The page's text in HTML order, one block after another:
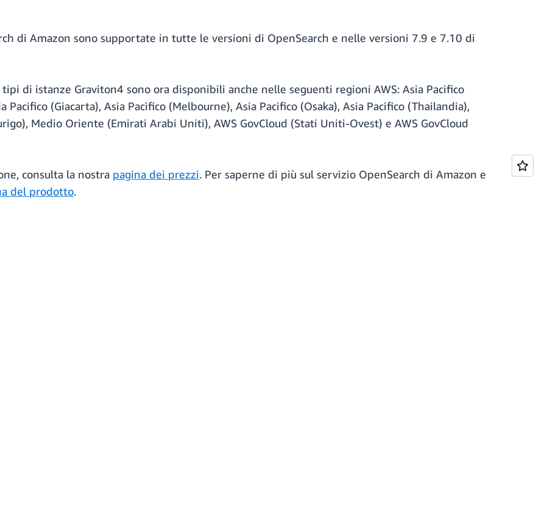
di Amazon sono supportate in tutte le versioni di OpenSearch e nelle versioni 7.9 e 7.10 di
di istanze Graviton4 sono ora disponibili anche nelle seguenti regioni AWS: Asia Pacifico
Pacifico (Giacarta), Asia Pacifico (Melbourne), Asia Pacifico (Osaka), Asia Pacifico (Thailandia),
Medio Oriente (Emirati Arabi Uniti), AWS GovCloud (Stati Uniti-Ovest) e AWS GovCloud
consulta la nostra pagina dei prezzi. Per saperne di più sul servizio OpenSearch di Amazon e
del prodotto.